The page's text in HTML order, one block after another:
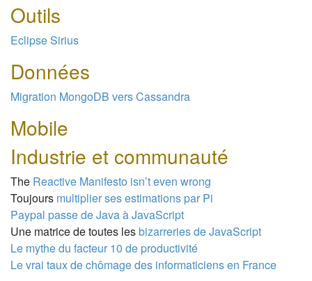
Outils
Eclipse Sirius
Données
Migration MongoDB vers Cassandra
Mobile
Industrie et communauté
The Reactive Manifesto isn’t even wrong
Toujours multiplier ses estimations par Pi
Paypal passe de Java à JavaScript
Une matrice de toutes lesbizarreries de JavaScript
Le mythe du facteur 10 de productivité
Le vrai taux de chômage des informaticiens en France